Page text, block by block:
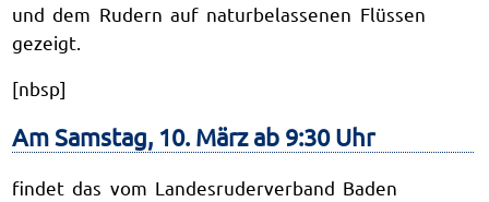
und dem Rudern auf naturbelassenen Flüssen
gezeigt.
[nbsp]
Am Samstag, 10. März ab 9:30 Uhr
findet das vom Landesruderverband Baden